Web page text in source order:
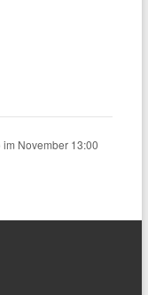
im November 13:00